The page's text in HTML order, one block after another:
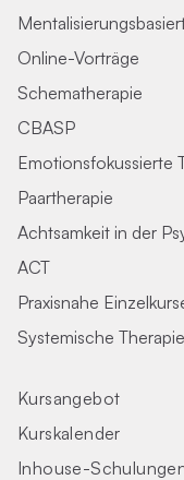
Online-Vorträge
Schematherapie
CBASP
Emotionsfokussierte
Paartherapie
Achtsamkeit in der
ACT
Praxisnahe
Systemische
Kursangebot
Kurskalender
Inhouse-